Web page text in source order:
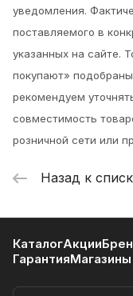
уведомления.
поставляемого в
указанных на сайте.
покупают»
рекомендуем
совместимость
розничной сети или
Назад к
КаталогАкции
ГарантияМагазины